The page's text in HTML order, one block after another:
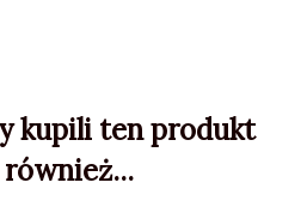
kupili ten produkt